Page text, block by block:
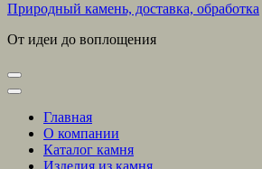
Природный камень, доставка, обработка
От идеи до воплощения
Главная
О компании
Каталог камня
Изделия из камня